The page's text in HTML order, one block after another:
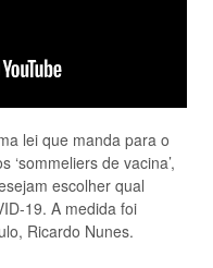
lei que manda para o
de vacina’,
escolher qual
19. A medida foi
Ricardo Nunes.